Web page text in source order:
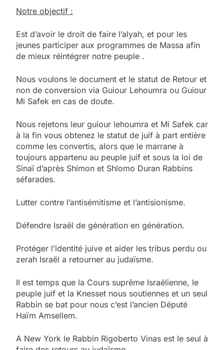
Notre objectif :
Est d’avoir le droit de faire l’alyah, et pour les
jeunes participer aux programmes de Massa afin
de mieux réintégrer notre peuple .
Nous voulons le document et le statut de Retour et
non de conversion via Guiour Lehoumra ou Guiour
Mi Safek en cas de doute.
Nous rejetons leur guiour lehoumra et Mi Safek car
à la fin vous obtenez le statut de juif à part entière
comme les convertis, alors que le marrane à
toujours appartenu au peuple juif et sous la loi de
Sinaï d’après Shimon et Shlomo Duran Rabbins
séfarades.
Lutter contre l’antisémitisme et l’antisionisme.
Défendre Israël de génération en génération.
Protéger l’identité juive et aider les tribus perdu ou
zerah Israël a retourner au judaïsme.
Il est temps que la Cours suprême Israélienne, le
peuple juif et la Knesset nous soutiennes et un seul
Rabbin se bat pour nous c’est l’ancien Député
Haïm Amsellem.
A New York le Rabbin Rigoberto Vinas est le seul à